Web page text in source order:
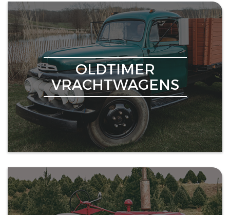
OLDTIMER
VRACHTWAGENS